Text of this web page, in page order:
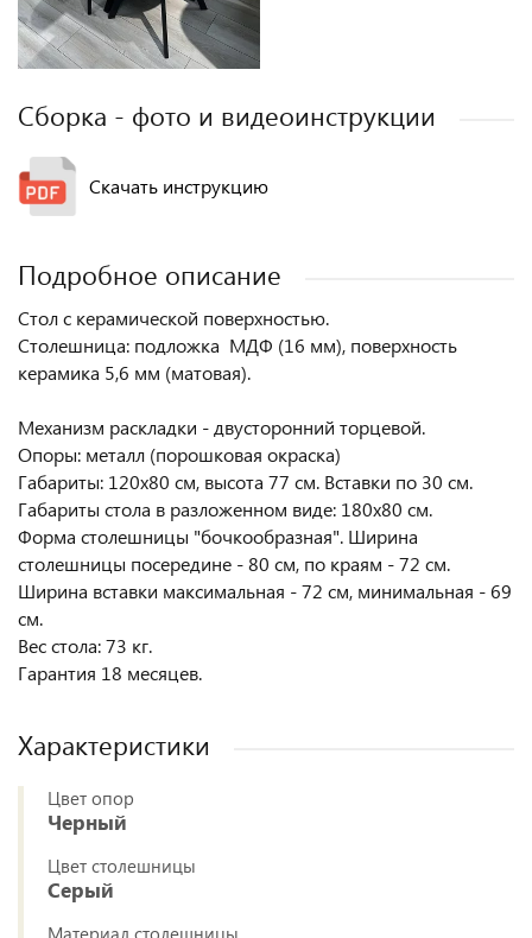
Сборка - фото и видеоинструкции
Скачать инструкцию
Подробное описание
Стол с керамической поверхностью.
Столешница: подложка МДФ (16 мм), поверхность
керамика 5,6 мм (матовая).
Механизм раскладки - двусторонний торцевой.
Опоры: металл (порошковая окраска)
Габариты: 120х80 см, высота 77 см. Вставки по 30 см.
Габариты стола в разложенном виде: 180х80 см.
Форма столешницы "бочкообразная". Ширина
столешницы посередине - 80 см, по краям - 72 см.
Ширина вставки максимальная - 72 см, минимальная - 69
см.
Вес стола: 73 кг.
Гарантия 18 месяцев.
Характеристики
Цвет опор
Черный
Цвет столешницы
Серый